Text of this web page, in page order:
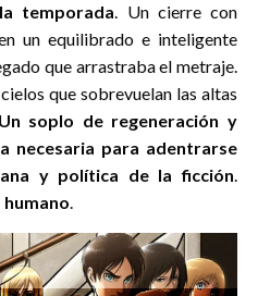
temporada. Un cierre con
un equilibrado e inteligente
que arrastraba el metraje.
que sobrevuelan las altas
Un soplo de regeneración y
necesaria para adentrarse
y política de la ficción.
humano.